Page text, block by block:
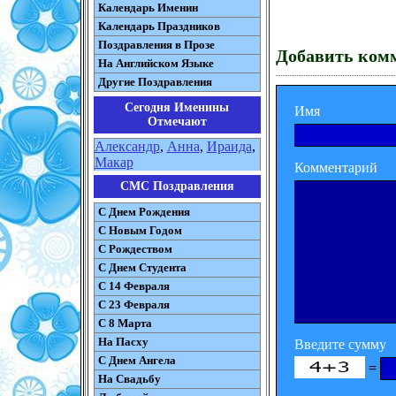
Календарь Именин
Календарь Праздников
Поздравления в Прозе
На Английском Языке
Другие Поздравления
Сегодня Именины
Отмечают
Александр, Анна, Ираида,
Макар
СМС Поздравления
С Днем Рождения
С Новым Годом
С Рождеством
C Днем Студента
С 14 Февраля
С 23 Февраля
С 8 Марта
На Пасху
C Днем Ангела
На Свадьбу
Добавить
Имя
Комментарий
Введите сумму
=